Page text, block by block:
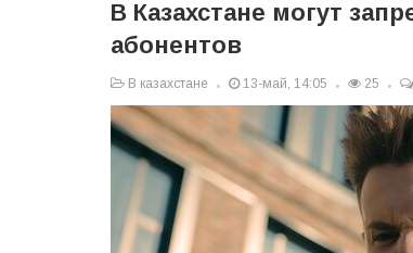
В Казахстане могут
абонентов
В казахстане 13-май, 14:05 25